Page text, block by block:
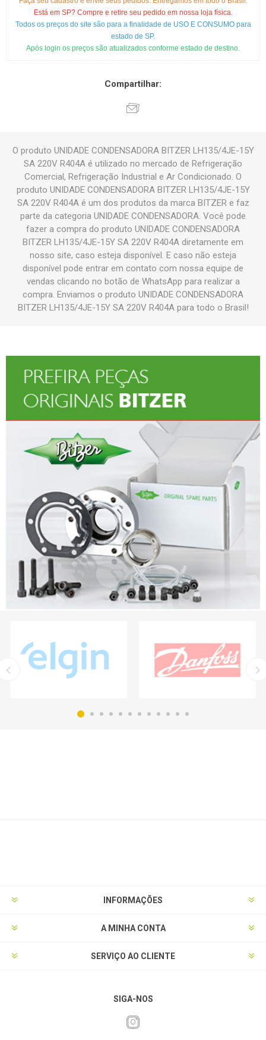
Está em SP? Compre e retire seu pedido em nossa loja física.
Todos os preços do site são para a finalidade de USO E CONSUMO para
estado de SP.
Após login os preços são atualizados conforme estado de destino.
Compartilhar:
O produto UNIDADE CONDENSADORA BITZER LH135/4JE-15Y
SA 220V R404A é utilizado no mercado de Refrigeração
Comercial, Refrigeração Industrial e Ar Condicionado. O
produto UNIDADE CONDENSADORA BITZER LH135/4JE-15Y
SA 220V R404A é um dos produtos da marca BITZER e faz
parte da categoria UNIDADE CONDENSADORA. Você pode
fazer a compra do produto UNIDADE CONDENSADORA
BITZER LH135/4JE-15Y SA 220V R404A diretamente em
nosso site, caso esteja disponível. E caso não esteja
disponível pode entrar em contato com nossa equipe de
vendas clicando no botão de WhatsApp para realizar a
compra. Enviamos o produto UNIDADE CONDENSADORA
BITZER LH135/4JE-15Y SA 220V R404A para todo o Brasil!
INFORMAÇÕES
A MINHA CONTA
SERVIÇO AO CLIENTE
SIGA-NOS